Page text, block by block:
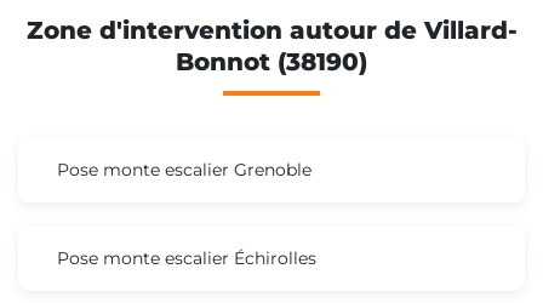
Zone d'intervention autour de Villard-
Bonnot (38190)
Pose monte escalier Grenoble
Pose monte escalier Échirolles